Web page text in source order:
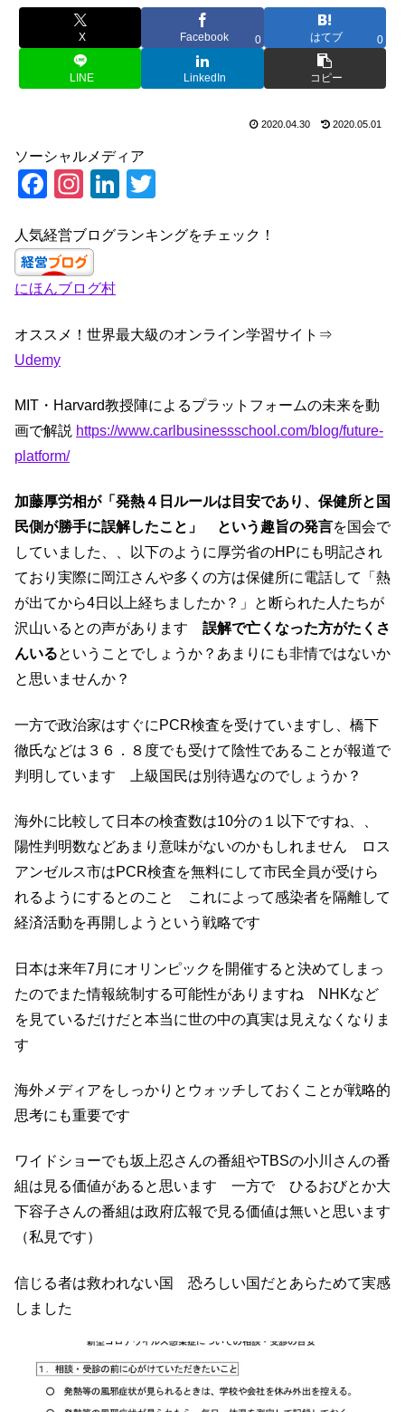
X Facebook 0 はてブ 0
LINE LinkedIn コピー
2020.04.30 2020.05.01
ソーシャルメディア
F
c
e
b
o
o
In
a
gr
a
m
Li
k
n
tt
人気経営ブログランキングをチェック！
にほんブログ村
オススメ！世界最大級のオンライン学習サイト⇒
Udemy
MIT・Harvard教授陣によるプラットフォームの未来を動
画で解説 https://www.carlbusinessschool.com/blog/future-
platform/
加藤厚労相が「発熱４日ルールは目安であり、保健所と国
民側が勝手に誤解したこと」 という趣旨の発言を国会で
していました、、以下のように厚労省のHPにも明記され
ており実際に岡江さんや多くの方は保健所に電話して「熱
が出てから4日以上経ちましたか？」と断られた人たちが
沢山いるとの声があります 誤解で亡くなった方がたくさ
んいるということでしょうか？あまりにも非情ではないか
と思いませんか？
一方で政治家はすぐにPCR検査を受けていますし、橋下
徹氏などは３６．８度でも受けて陰性であることが報道で
判明しています 上級国民は別待遇なのでしょうか？
海外に比較して日本の検査数は10分の１以下ですね、、
陽性判明数などあまり意味がないのかもしれません ロス
アンゼルス市はPCR検査を無料にして市民全員が受けら
れるようにするとのこと これによって感染者を隔離して
経済活動を再開しようという戦略です
日本は来年7月にオリンピックを開催すると決めてしまっ
たのでまた情報統制する可能性がありますね NHKなど
を見ているだけだと本当に世の中の真実は見えなくなりま
す
海外メディアをしっかりとウォッチしておくことが戦略的
思考にも重要です
ワイドショーでも坂上忍さんの番組やTBSの小川さんの番
組は見る価値があると思います 一方で ひるおびとか大
下容子さんの番組は政府広報で見る価値は無いと思います
（私見です）
信じる者は救われない国 恐ろしい国だとあらためて実感
しました